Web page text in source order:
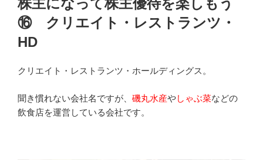
日:
株主になって株主優待を楽しもう
⑯ クリエイト・レストランツ・
HD
クリエイト・レストランツ・ホールディングス。
聞き慣れない会社名ですが、 磯丸水産やしゃぶ菜などの
飲食店を運営している会社です。